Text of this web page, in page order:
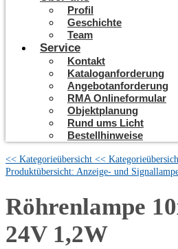
Profil
Geschichte
Team
Service
Kontakt
Kataloganforderung
Angebotanforderung
RMA Onlineformular
Objektplanung
Rund ums Licht
Bestellhinweise
<< Kategorieübersicht <<
Produktübersicht: Anzeige- und
Röhrenlampe
24V 1,2W